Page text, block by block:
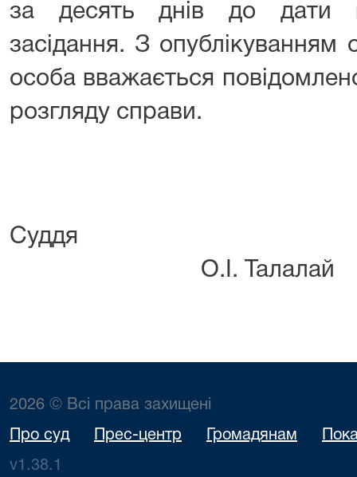
за десять днів до дати
засідання. З
особа вважається
розгляду справи.
О.І. Талалай
2026 © Всі права захищені
Про суд Прес-центр Громадянам
v1.38.1